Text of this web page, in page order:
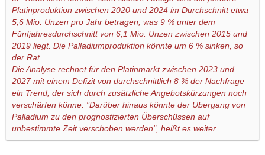
Platinproduktion zwischen 2020 und 2024 im Durchschnitt etwa
5,6 Mio. Unzen pro Jahr betragen, was 9 % unter dem
Fünfjahresdurchschnitt von 6,1 Mio. Unzen zwischen 2015 und
2019 liegt. Die Palladiumproduktion könnte um 6 % sinken, so
der Rat.
Die Analyse rechnet für den Platinmarkt zwischen 2023 und
2027 mit einem Defizit von durchschnittlich 8 % der Nachfrage –
ein Trend, der sich durch zusätzliche Angebotskürzungen noch
verschärfen könne. "Darüber hinaus könnte der Übergang von
Palladium zu den prognostizierten Überschüssen auf
unbestimmte Zeit verschoben werden", heißt es weiter.